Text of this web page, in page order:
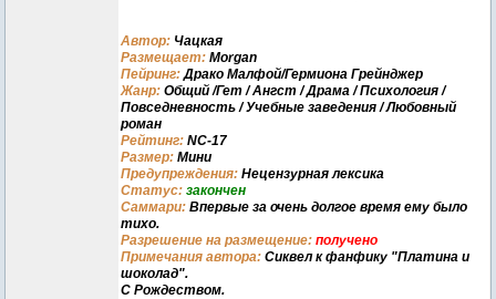
Автор: Чацкая
Размещает: Morgan
Пейринг:Драко Малфой/Гермиона Грейнджер
Жанр: Общий /Гет / Ангст / Драма / Психология /
Повседневность / Учебные заведения / Любовный
роман
Рейтинг: NC-17
Размер: Мини
Предупреждения: Нецензурная лексика
Статус: закончен
Саммари: Впервые за очень долгое время ему было
тихо.
Разрешение на размещение: получено
Примечания автора: Сиквел к фанфику "Платина и
шоколад".
С Рождеством.